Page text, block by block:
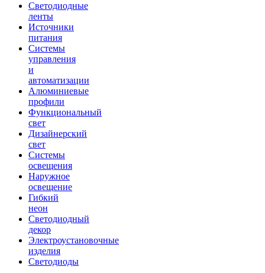
Светодиодные
ленты
Источники
питания
Системы
управления
и
автоматизации
Алюминиевые
профили
Функциональный
свет
Дизайнерский
свет
Системы
освещения
Наружное
освещение
Гибкий
неон
Светодиодный
декор
Электроустановочные
изделия
Светодиоды